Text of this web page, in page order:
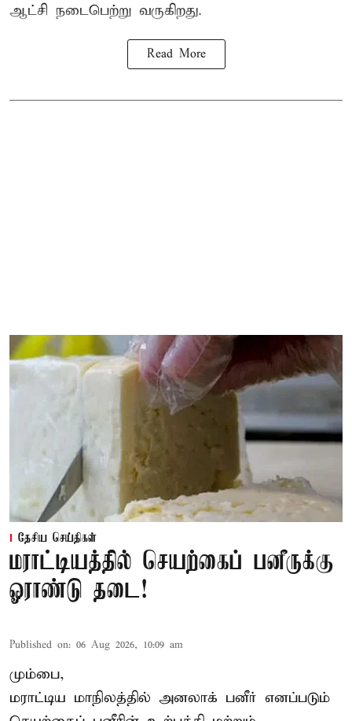
ஆட்சி நடைபெற்று வருகிறது.
Read More
தேசிய செய்திகள்
மராட்டியத்தில் செயற்கைப் பனீருக்கு
ஓராண்டு தடை!
Published on: 06 Aug 2026, 10:09 am
மும்பை,
மராட்டிய மாநிலத்தில் அனலாக் பனீர் எனப்படும்